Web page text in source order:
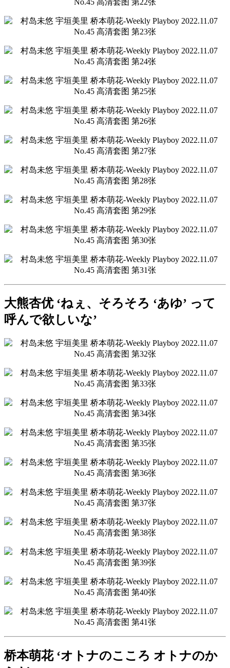
大熊杏优 ‘ねぇ、そろそろ ‘あゆ’ って
呼んで欲しいな’
桥本萌花 ‘オトナのこころ オトナのか